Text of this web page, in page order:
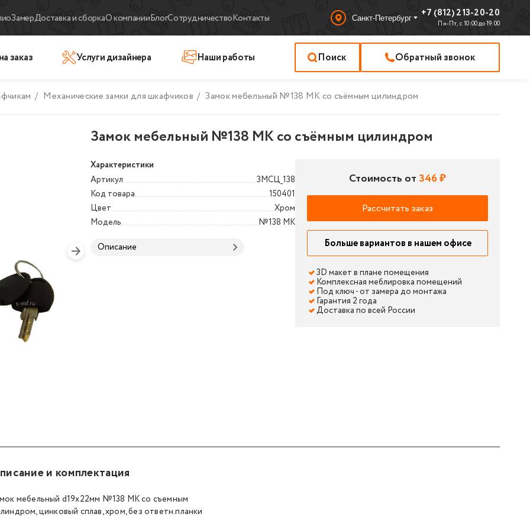
ЗамерДоставка и сборкаО компанииБлогСотрудничествоКонтакты Санкт-Петербург +7 (812) 213-20-20
Пн-Пт, с 10:00 до 19:00
заказ Услуги дизайнера Наши работы Поиск Обратный звонок
/ Механические замки для шкафчиков / Замок мебельный №138 MK со съёмным цилиндром
Замок мебельный №138 MK со съёмным цилиндром
Характеристики
Артикул
ЗМСЦ_138
Код товара
150401
Цвет
Хром
Модель
№138 МК
Описание
Стоимость от 346 ₽
Рассчитать заказ
Больше вариантов в нашем офисе
3D макет в плане помещения
Комплексная меблировка помещений
Под ключ - от замера до монтажа
Гарантия 2 года
Доставка по всей России
и комплектация
мебельный d19х22мм №138 MK со съемным
цинковый сплав, хром, без ответн.планки